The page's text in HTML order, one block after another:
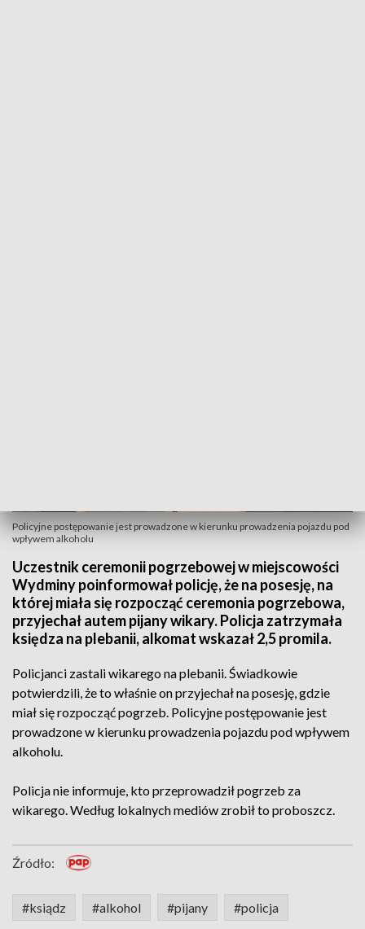
Policyjne postępowanie jest prowadzone w kierunku prowadzenia pojazdu pod
wpływem alkoholu
Uczestnik ceremonii pogrzebowej w miejscowości
Wydminy poinformował policję, że na posesję, na
której miała się rozpocząć ceremonia pogrzebowa,
przyjechał autem pijany wikary. Policja zatrzymała
księdza na plebanii, alkomat wskazał 2,5 promila.
Policjanci zastali wikarego na plebanii. Świadkowie
potwierdzili, że to właśnie on przyjechał na posesję, gdzie
miał się rozpocząć pogrzeb. Policyjne postępowanie jest
prowadzone w kierunku prowadzenia pojazdu pod wpływem
alkoholu.
Policja nie informuje, kto przeprowadził pogrzeb za
wikarego. Według lokalnych mediów zrobił to proboszcz.
Źródło:
#ksiądz #alkohol #pijany #policja